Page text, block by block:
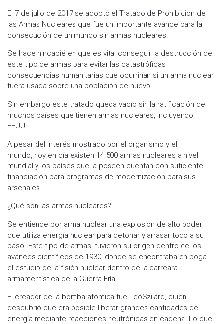
El 7 de julio de 2017 se adoptó el Tratado de Prohibición de
las Armas Nucleares que fue un importante avance para la
consecución de un mundo sin armas nucleares.
Se hace hincapié en que es vital conseguir la destrucción de
este tipo de armas para evitar las catastróficas
consecuencias humanitarias que ocurrirían si un arma nuclear
fuera usada sobre una población de nuevo.
Sin embargo este tratado queda vacío sin la ratificación de
muchos países que tienen armas nucleares, incluyendo
EEUU.
A pesar del interés mostrado por el organismo y el
mundo, hoy en día existen 14.500 armas nucleares a nivel
mundial y los países que la poseen cuentan con suficiente
financiación para programas de modernización para sus
arsenales.
¿Qué son las armas nucleares?
Se entiende por arma nuclear una explosión de alto poder
que utiliza energía nuclear para detonar y arrasar todo a su
paso. Este tipo de armas, tuvieron su origen dentro de los
avances científicos de 1930, donde se encontraba en boga
el estudio de la fisión nuclear dentro de la carreara
armamentística de la Guerra Fría.
El creador de la bomba atómica fue LeóSzilárd, quien
descubrió que era posible liberar grandes cantidades de
energía mediante reacciones neutrónicas en cadena. Lo que